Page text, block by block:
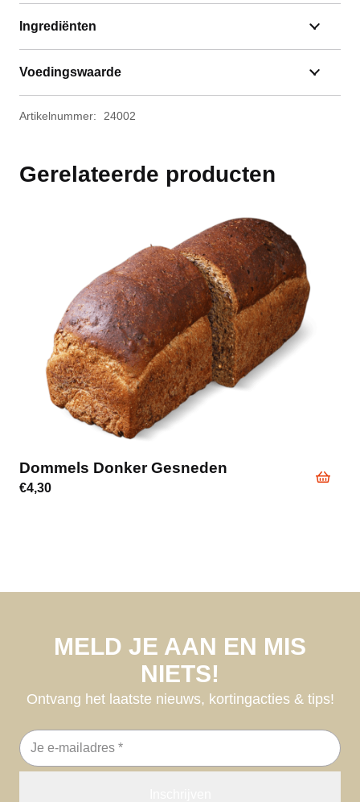
Ingrediënten
Voedingswaarde
Artikelnummer: 24002
Gerelateerde producten
Dommels Donker Gesneden
€4,30
MELD JE AAN EN MIS
NIETS!
Ontvang het laatste nieuws, kortingacties & tips!
E-
mailadres